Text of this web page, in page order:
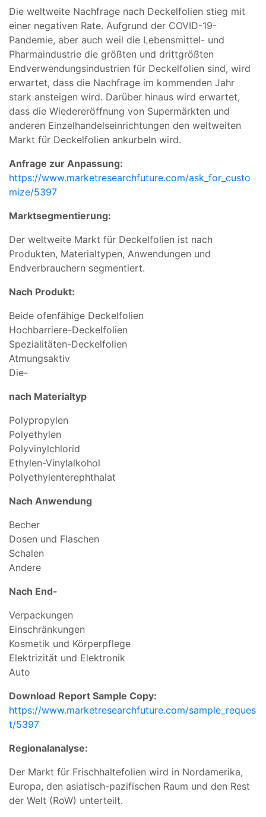
Die weltweite Nachfrage nach Deckelfolien stieg mit
einer negativen Rate. Aufgrund der COVID-19-
Pandemie, aber auch weil die Lebensmittel- und
Pharmaindustrie die größten und drittgrößten
Endverwendungsindustrien für Deckelfolien sind, wird
erwartet, dass die Nachfrage im kommenden Jahr
stark ansteigen wird. Darüber hinaus wird erwartet,
dass die Wiedereröffnung von Supermärkten und
anderen Einzelhandelseinrichtungen den weltweiten
Markt für Deckelfolien ankurbeln wird.
Anfrage zur Anpassung:
https://www.marketresearchfuture.com/ask_for_custo
mize/5397
Marktsegmentierung:
Der weltweite Markt für Deckelfolien ist nach
Produkten, Materialtypen, Anwendungen und
Endverbrauchern segmentiert.
Nach Produkt:
Beide ofenfähige Deckelfolien
Hochbarriere-Deckelfolien
Spezialitäten-Deckelfolien
Atmungsaktiv
Die-
nach Materialtyp
Polypropylen
Polyethylen
Polyvinylchlorid
Ethylen-Vinylalkohol
Polyethylenterephthalat
Nach Anwendung
Becher
Dosen und Flaschen
Schalen
Andere
Nach End-
Verpackungen
Einschränkungen
Kosmetik und Körperpflege
Elektrizität und Elektronik
Auto
Download Report Sample Copy:
https://www.marketresearchfuture.com/sample_reques
t/5397
Regionalanalyse:
Der Markt für Frischhaltefolien wird in Nordamerika,
Europa, den asiatisch-pazifischen Raum und den Rest
der Welt (RoW) unterteilt.